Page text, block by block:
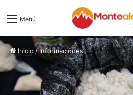
Menú
Inicio /Informaciones